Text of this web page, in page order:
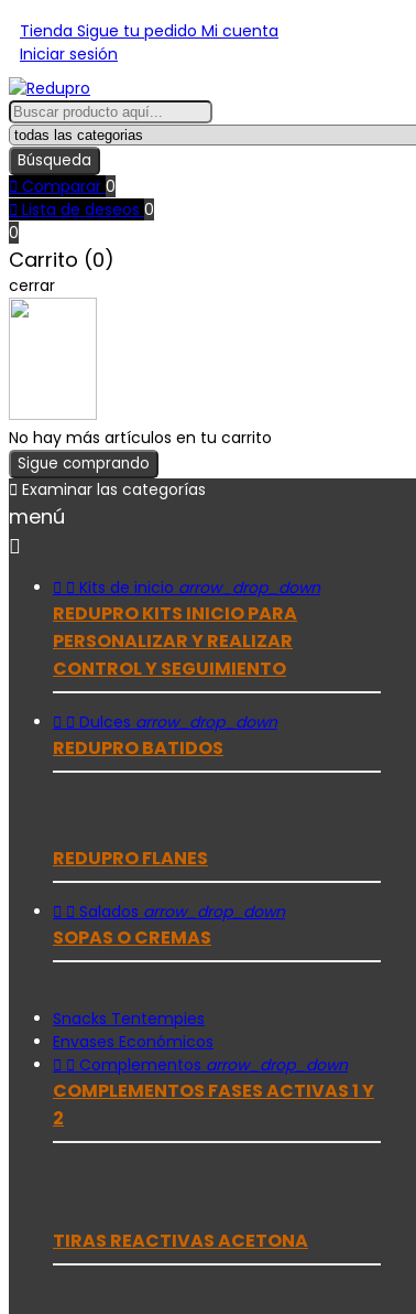
Tienda Sigue tu pedido Mi cuenta
Iniciar sesión
Búsqueda
 Comparar 0
 Lista de deseos 0
0
Carrito (0)
cerrar
No hay más artículos en tu carrito
Sigue comprando
 Examinar las categorías
menú

  Kits de inicio arrow_drop_down
REDUPRO KITS INICIO PARA
PERSONALIZAR Y REALIZAR
CONTROL Y SEGUIMIENTO
  Dulces arrow_drop_down
REDUPRO BATIDOS
REDUPRO FLANES
  Salados arrow_drop_down
SOPAS O CREMAS
Snacks Tentempies
Envases Económicos
  Complementos arrow_drop_down
COMPLEMENTOS FASES ACTIVAS 1 Y
2
TIRAS REACTIVAS ACETONA